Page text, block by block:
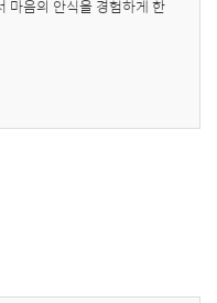
마음의 안식을 경험하게 한